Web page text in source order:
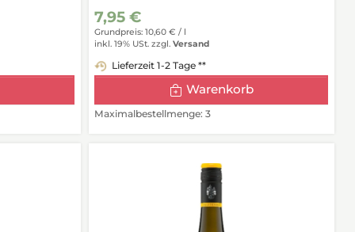
7,95 €
Grundpreis: 10,60 € /
inkl. 19% USt. zzgl.Versand
Lieferzeit 1-2 Tage **
Warenkorb
Maximalbestellmenge: 3